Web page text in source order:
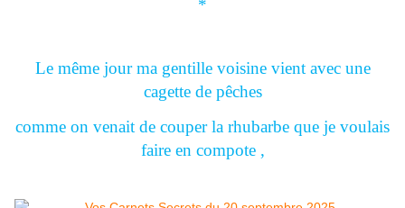
*
Le même jour ma gentille voisine vient avec une
cagette de pêches
comme on venait de couper la rhubarbe que je voulais
faire en compote ,